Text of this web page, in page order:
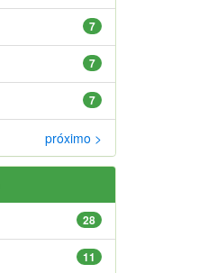
7
7
7
próximo >
28
11